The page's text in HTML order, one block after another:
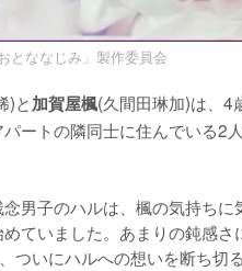
とななじみ」製作委員会
)と加賀屋楓(久間田琳加)は、4
ートの隣同士に住んでいる2
男子のハルは、楓の気持ち
ていました。あまりの鈍感
ついにハルへの想いを断ち切